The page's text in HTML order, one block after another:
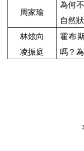
周家瑜
為何
自然
林炫向
凌振庭
霍布
嗎？